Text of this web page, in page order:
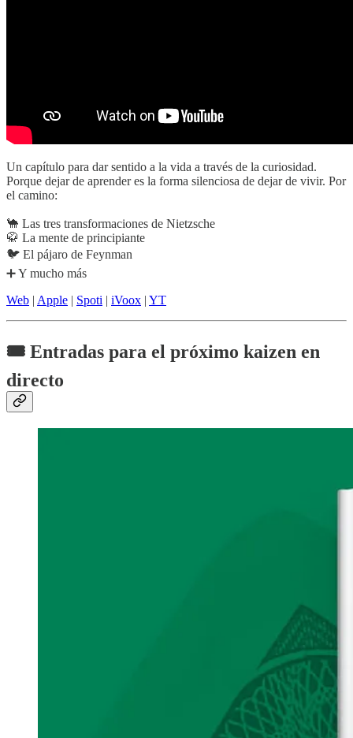
Un capítulo para dar sentido a la vida a través de la curiosidad.
Porque dejar de aprender es la forma silenciosa de dejar de vivir. Por
el camino:
🐪 Las tres transformaciones de Nietzsche
🥋 La mente de principiante
🐦 El pájaro de Feynman
➕ Y mucho más
Web | Apple | Spoti | iVoox | YT
🎟️ Entradas para el próximo kaizen en
directo